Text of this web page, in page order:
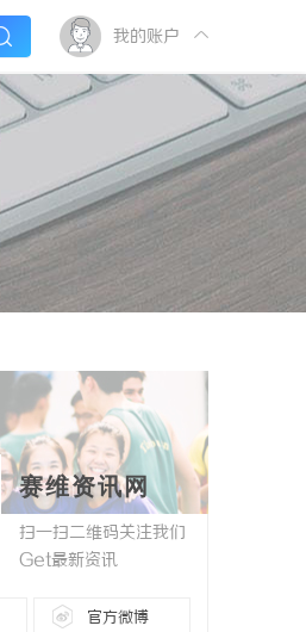
我的账户
赛维资讯网
扫一扫二维码关注我们
Get最新资讯
官方微博